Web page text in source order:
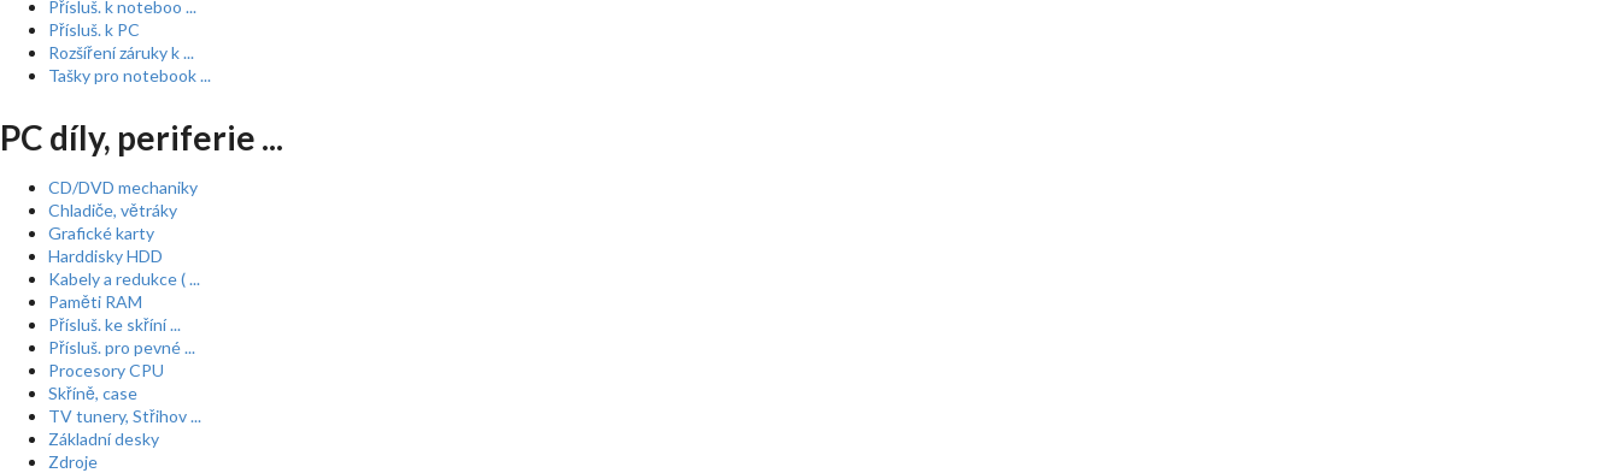
Přísluš. k noteboo ...
Přísluš. k PC
Rozšíření záruky k ...
Tašky pro notebook ...
PC díly, periferie ...
CD/DVD mechaniky
Chladiče, větráky
Grafické karty
Harddisky HDD
Kabely a redukce ( ...
Paměti RAM
Přísluš. ke skříní ...
Přísluš. pro pevné ...
Procesory CPU
Skříně, case
TV tunery, Střihov ...
Základní desky
Zdroje